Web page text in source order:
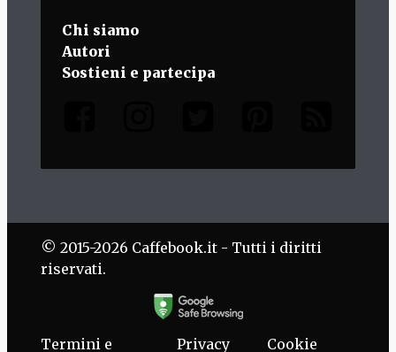
Chi siamo
Autori
Sostieni e partecipa
© 2015-2026 Caffebook.it - Tutti i diritti
riservati.
Termini e Privacy Cookie